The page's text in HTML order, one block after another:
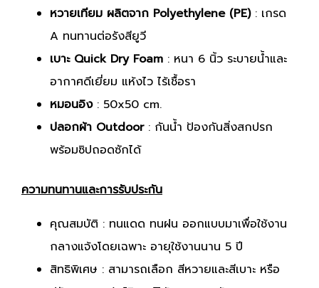
หวายเทียม ผลิตจาก Polyethylene (PE): เกรด
A ทนทานต่อรังสียูวี
เบาะ Quick Dry Foam : หนา 6 นิ้ว ระบายน้ำและ
อากาศดีเยี่ยม แห้งไว ไร้เชื้อรา
หมอนอิง: 50x50 cm.
ปลอกผ้า Outdoor: กันน้ำ ป้องกันสิ่งสกปรก
พร้อมซิปถอดซักได้
ความทนทานและการรับประกัน
คุณสมบัติ : ทนแดด ทนฝน ออกแบบมาเพื่อใช้งาน
กลางแจ้งโดยเฉพาะ อายุใช้งานนาน 5 ปี
สิทธิพิเศษ : สามารถเลือก สีหวายและสีเบาะ หรือ